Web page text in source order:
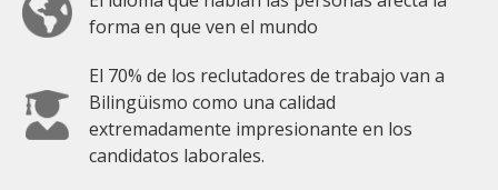
forma en que ven el mundo
El 70% de los reclutadores de trabajo van a
Bilingüismo como una calidad
extremadamente impresionante en los
candidatos laborales.